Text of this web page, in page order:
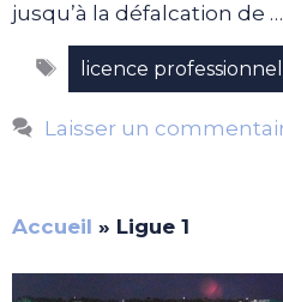
jusqu’à la défalcation de …
Étiquettes
licence
Laisser un
Accueil » Ligue 1